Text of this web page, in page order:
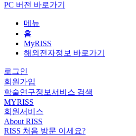
PC 버전 바로가기
메뉴
홈
MyRISS
해외전자정보 바로가기
로그인
회원가입
학술연구정보서비스 검색
MYRISS
회원서비스
About RISS
RISS 처음 방문 이세요?